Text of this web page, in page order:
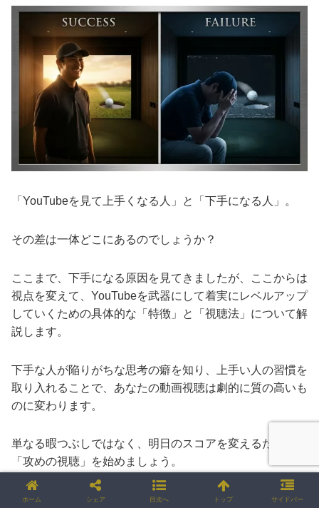
「YouTubeを見て上手くなる人」と「下手になる人」。
その差は一体どこにあるのでしょうか？
ここまで、下手になる原因を見てきましたが、ここからは
視点を変えて、YouTubeを武器にして着実にレベルアップ
していくための具体的な「特徴」と「視聴法」について解
説します。
下手な人が陥りがちな思考の癖を知り、上手い人の習慣を
取り入れることで、あなたの動画視聴は劇的に質の高いも
のに変わります。
単なる暇つぶしではなく、明日のスコアを変えるための
「攻めの視聴」を始めましょう。
ホーム シェア 目次へ トップ サイドバー